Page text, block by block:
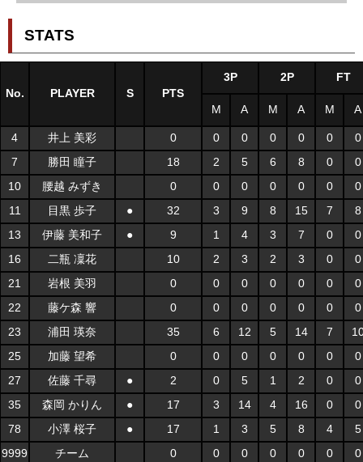
STATS
No. PLAYER S PTS
3P 2P FT
M A M A M A
4 井上 美彩 0 0 0 0 0 0
0
7
勝田 瞳子 18 2 5 6 8 0
0
10
腰越 みずき 0 0 0 0 0 0
0
11
目黒 歩子 ● 32 3 9 8 15 7
8
13
伊藤 美和子 ● 9 1 4 3 7 0
0
16
二瓶 凜花 10 2 3 2 3 0
0
21
岩根 美羽 0 0 0 0 0 0
0
22
藤ケ森 響 0 0 0 0 0 0
0
23
浦田 瑛奈 35 6 12 5 14 7
25
加藤 望希 0 0 0 0 0 0
0
27
佐藤 千尋 ● 2 0 5 1 2 0
0
35
森岡 かりん ● 17 3 14 4 16 0
0
78
小澤 桜子 ● 17 1 3 5 8 4
5
9999
チーム 0 0 0 0 0 0 0